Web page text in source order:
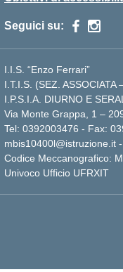
Seguici su:
I.I.S. “Enzo Ferrari”
I.T.I.S. (SEZ.
I.P.S.I.A. DIURNO E
Via Monte Grappa, 1 –
Tel: 0392003476 - Fax:
mbis10400l@istruzione.it
Codice Meccanografico:
Univoco Ufficio UFRXIT